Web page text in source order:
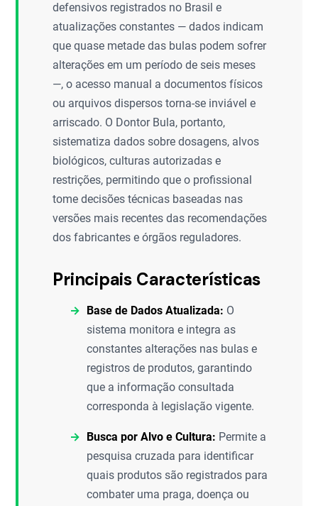
defensivos registrados no Brasil e
atualizações constantes — dados indicam
que quase metade das bulas podem sofrer
alterações em um período de seis meses
—, o acesso manual a documentos físicos
ou arquivos dispersos torna-se inviável e
arriscado. O Dontor Bula, portanto,
sistematiza dados sobre dosagens, alvos
biológicos, culturas autorizadas e
restrições, permitindo que o profissional
tome decisões técnicas baseadas nas
versões mais recentes das recomendações
dos fabricantes e órgãos reguladores.
Principais Características
Base de Dados Atualizada: O
sistema monitora e integra as
constantes alterações nas bulas e
registros de produtos, garantindo
que a informação consultada
corresponda à legislação vigente.
Busca por Alvo e Cultura: Permite a
pesquisa cruzada para identificar
quais produtos são registrados para
combater uma praga, doença ou